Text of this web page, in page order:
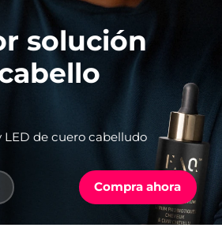
solución
LED de cuero cabelludo
Compra ahora